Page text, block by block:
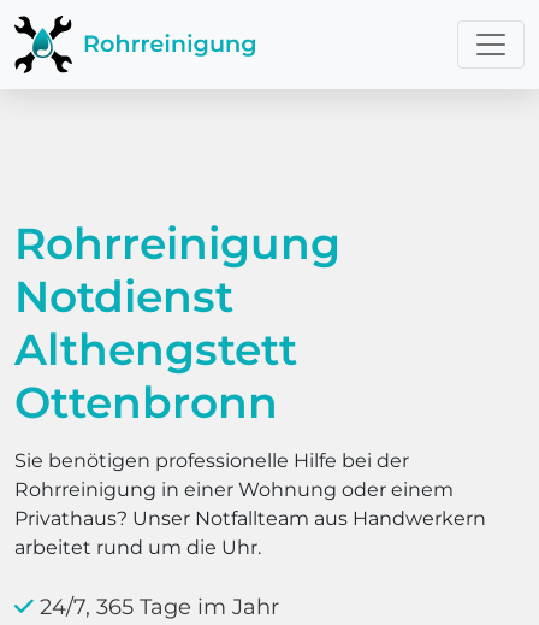
Rohrreinigung
Notdienst
Althengstett
Ottenbronn
Sie benötigen professionelle Hilfe bei der
Rohrreinigung in einer Wohnung oder einem
Privathaus? Unser Notfallteam aus Handwerkern
arbeitet rund um die Uhr.
24/7, 365 Tage im Jahr